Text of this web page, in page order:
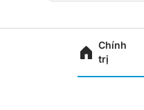
Chính
trị